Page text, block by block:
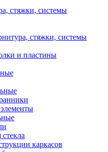
стяжки, системы
стяжки, системы
и пластины
каркасов